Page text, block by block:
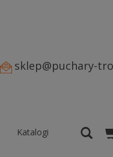
sklep@puchary-
Katalogi